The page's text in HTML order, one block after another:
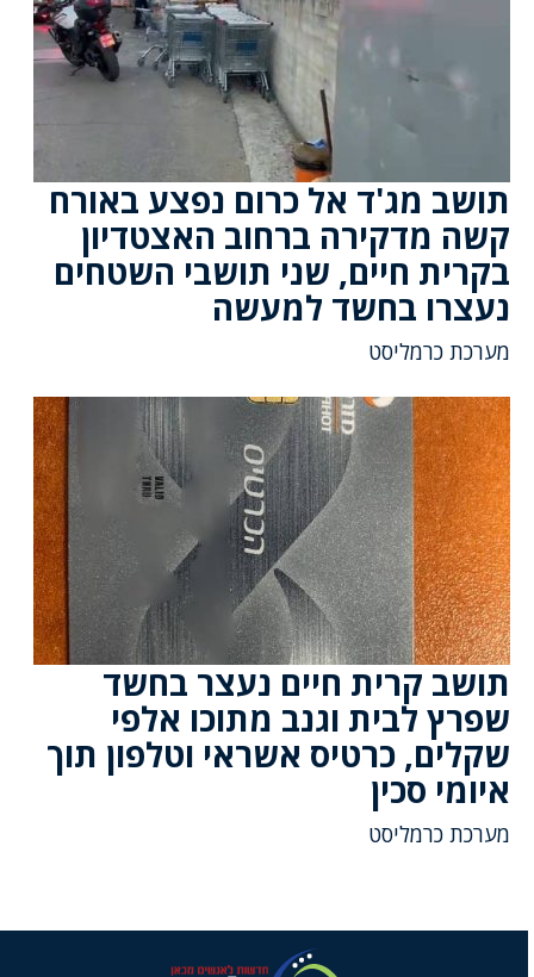
תושב מג'ד אל כרום נפצע באורח
קשה מדקירה ברחוב האצטדיון
בקרית חיים, שני תושבי השטחים
נעצרו בחשד למעשה
מערכת כרמליסט
תושב קרית חיים נעצר בחשד
שפרץ לבית וגנב מתוכו אלפי
שקלים, כרטיס אשראי וטלפון תוך
איומי סכין
מערכת כרמליסט